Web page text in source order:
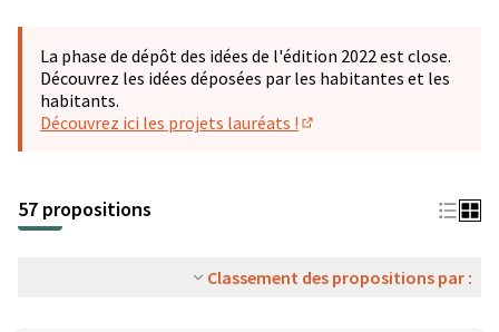
La phase de dépôt des idées de l'édition 2022 est close.
Découvrez les idées déposées par les habitantes et les
habitants.
Découvrez ici les projets lauréats !
57 propositions
Classement des propositions par :